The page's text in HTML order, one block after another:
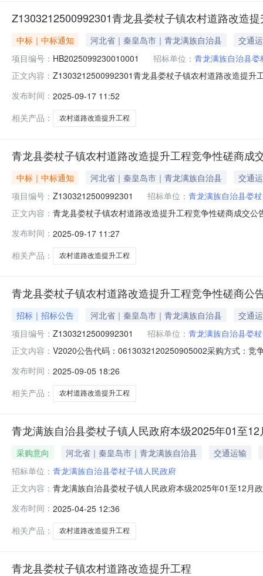
Z1303212500992301青龙县娄杖子镇农村道路改造
中标｜中标通知 河北省｜秦皇岛市｜青龙满族自治县
交通
项目编号： HB2025099230010001 招标单位： 青龙满族自治县
正文内容： Z1303212500992301青龙县娄杖子镇农村道路改造提升
单价：优惠率：优惠价/入围价：优惠产品简要描述：四
程施
发布时间： 2025-09-17 11:52
相关产品：
农村道路改造提升工程
青龙县娄杖子镇农村道路改造提升工程竞争性磋商成
中标｜中标通知 河北省｜秦皇岛市｜青龙满族自治县
交通
项目编号： Z1303212500992301 招标单位： 青龙满族自治县娄
正文内容： 青龙县娄杖子镇农村道路改造提升工程竞争性磋商成交
信息工程供应商名称工程名称工程期限工程施工范围工
改造提升工程3
发布时间： 2025-09-17 11:27
相关产品：
农村道路改造提升工程
青龙县娄杖子镇农村道路改造提升工程竞争性磋商公
招标｜招标公告 河北省｜秦皇岛市｜青龙满族自治县
交通
项目编号： Z1303212500992301 招标单位： 青龙满族自治县娄
正文内容： V2020公告代码：0613032120250905002采购方式：竞
需要落实的政府采购政策：null采购人名称：青龙满族自
发布时间： 2025-09-05 18:26
相关产品：
农村道路改造提升工程
青龙满族自治县娄杖子镇人民政府本级2025年01至
采购意向 河北省｜秦皇岛市｜青龙满族自治县
交通运输
招标单位： 青龙满族自治县娄杖子镇人民政府
正文内容： 青龙满族自治县娄杖子镇人民政府本级2025年01至12月
杖子镇农村道路改造提升工程3.037KM沥青混凝土路面
文件为
发布时间： 2025-04-25 12:36
相关产品：
农村道路改造提升工程
青龙县娄杖子镇农村道路改造提升工程